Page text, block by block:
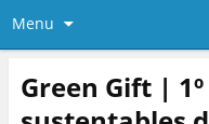
Menu
Green Gift |